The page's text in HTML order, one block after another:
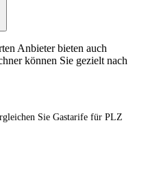
Anbieter bieten auch
können Sie gezielt nach
Sie Gastarife für PLZ